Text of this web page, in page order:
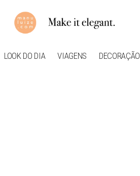
LOOK DO DIA VIAGENS DECORAÇÃO